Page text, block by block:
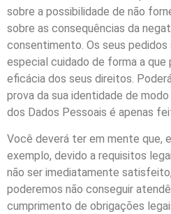
sobre a possibilidade de não
sobre as consequências da
consentimento. Os seus
especial cuidado de forma a que
eficácia dos seus direitos.
prova da sua identidade de
dos Dados Pessoais é apenas
Você deverá ter em mente que,
exemplo, devido a requisitos
não ser imediatamente
poderemos não conseguir
cumprimento de obrigações